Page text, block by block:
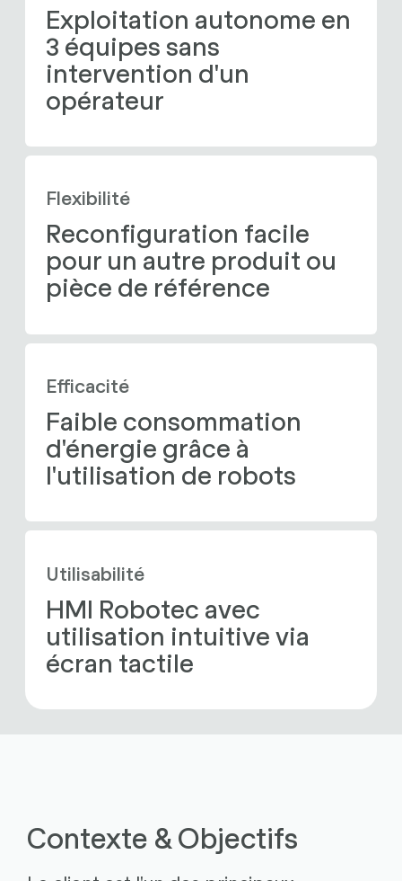
Exploitation autonome en
3 équipes sans
intervention d'un
opérateur
Flexibilité
Reconfiguration facile
pour un autre produit ou
pièce de référence
Efficacité
Faible consommation
d'énergie grâce à
l'utilisation de robots
Utilisabilité
HMI Robotec avec
utilisation intuitive via
écran tactile
Contexte & Objectifs